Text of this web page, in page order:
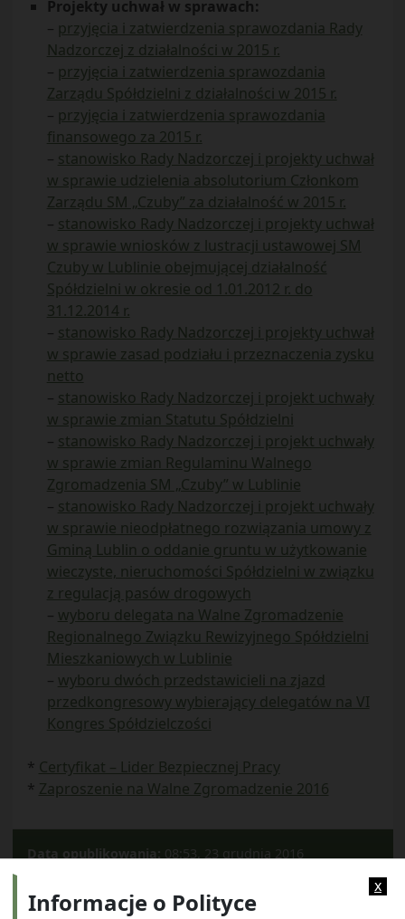
Projekty uchwał w sprawach:
– przyjęcia i zatwierdzenia sprawozdania Rady
Nadzorczej z działalności w 2015 r.
– przyjęcia i zatwierdzenia sprawozdania
Zarządu Spółdzielni z działalności w 2015 r.
– przyjęcia i zatwierdzenia sprawozdania
finansowego za 2015 r.
– stanowisko Rady Nadzorczej i projekty uchwał
w sprawie udzielenia absolutorium Członkom
Zarządu SM „Czuby” za działalność w 2015 r.
– stanowisko Rady Nadzorczej i projekty uchwał
w sprawie wniosków z lustracji ustawowej SM
Czuby w Lublinie obejmującej działalność
Spółdzielni w okresie od 1.01.2012 r. do
31.12.2014 r.
– stanowisko Rady Nadzorczej i projekty uchwał
w sprawie zasad podziału i przeznaczenia zysku
netto
– stanowisko Rady Nadzorczej i projekt uchwały
w sprawie zmian Statutu Spółdzielni
– stanowisko Rady Nadzorczej i projekt uchwały
w sprawie zmian Regulaminu Walnego
Zgromadzenia SM „Czuby” w Lublinie
– stanowisko Rady Nadzorczej i projekt uchwały
w sprawie nieodpłatnego rozwiązania umowy z
Gminą Lublin o oddanie gruntu w użytkowanie
wieczyste, nieruchomości Spółdzielni w związku
z regulacją pasów drogowych
– wyboru delegata na Walne Zgromadzenie
Regionalnego Związku Rewizyjnego Spółdzielni
Mieszkaniowych w Lublinie
– wyboru dwóch przedstawicieli na zjazd
przedkongresowy wybierający delegatów na VI
Kongres Spółdzielczości
* Certyfikat – Lider Bezpiecznej Pracy
* Zaproszenie na Walne Zgromadzenie 2016
Data opublikowania: 08:53, 23 grudnia 2016
x
Informacje o Polityce